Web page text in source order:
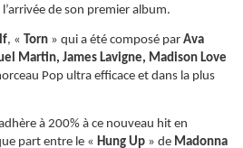
de son premier album.
, « Torn » qui a été composé par Ava
Martin, James Lavigne, Madison Love
Pop ultra efficace et dans la plus
à 200% à ce nouveau hit en
part entre le « Hung Up » de Madonna